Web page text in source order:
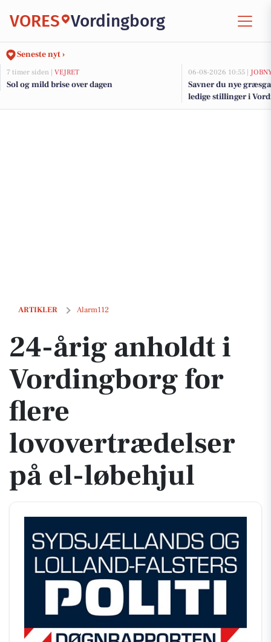
VORES Vordingborg
Seneste nyt ›
7 timer siden | VEJRET
Sol og mild brise over dagen
06-08-2026 10:55 |
Savner du nye
ledige stillinger i
ARTIKLER Alarm112
24-årig anholdt i Vordingborg for flere lovovertrædelser på el-
24-årig anholdt i
Vordingborg for
flere
lovovertrædelser
på el-løbehjul